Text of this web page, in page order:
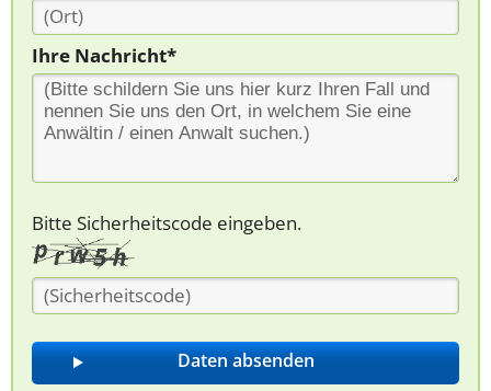
Ihre Nachricht*
Bitte Sicherheitscode eingeben.